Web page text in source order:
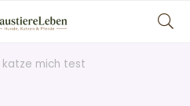
katze mich test